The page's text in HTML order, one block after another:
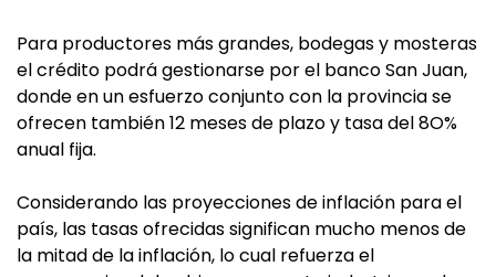
Para productores más grandes, bodegas y mosteras
el crédito podrá gestionarse por el banco San Juan,
donde en un esfuerzo conjunto con la provincia se
ofrecen también 12 meses de plazo y tasa del 8O%
anual fija.
Considerando las proyecciones de inflación para el
país, las tasas ofrecidas significan mucho menos de
la mitad de la inflación, lo cual refuerza el